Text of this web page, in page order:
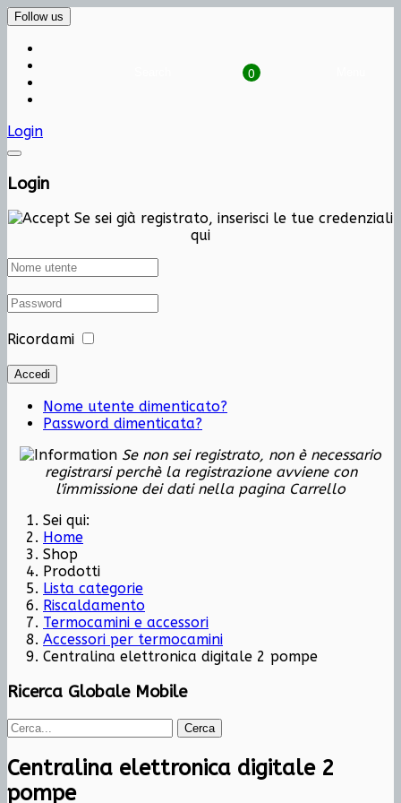
Follow us
Login
Login
Se sei già registrato, inserisci le tue credenziali
qui
Ricordami
Accedi
Nome utente dimenticato?
Password dimenticata?
Se non sei registrato, non è necessario
registrarsi perchè la registrazione avviene con
l'immissione dei dati nella pagina Carrello
0
Cart
Sei qui:
Home
Shop
Prodotti
Lista categorie
Riscaldamento
Termocamini e accessori
Accessori per termocamini
Centralina elettronica digitale 2 pompe
Ricerca Globale Mobile
Cerca
Centralina elettronica digitale 2
pompe